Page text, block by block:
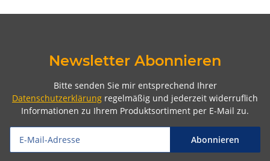
Newsletter Abonnieren
Bitte senden Sie mir entsprechend Ihrer
Datenschutzerklärung regelmäßig und jederzeit widerruflich
Informationen zu Ihrem Produktsortiment per E-Mail zu.
Abonnieren